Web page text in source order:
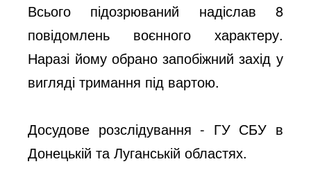
Всього підозрюваний надіслав 8
повідомлень воєнного характеру.
Наразі йому обрано запобіжний захід у
вигляді тримання під вартою.
Досудове розслідування - ГУ СБУ в
Донецькій та Луганській областях.